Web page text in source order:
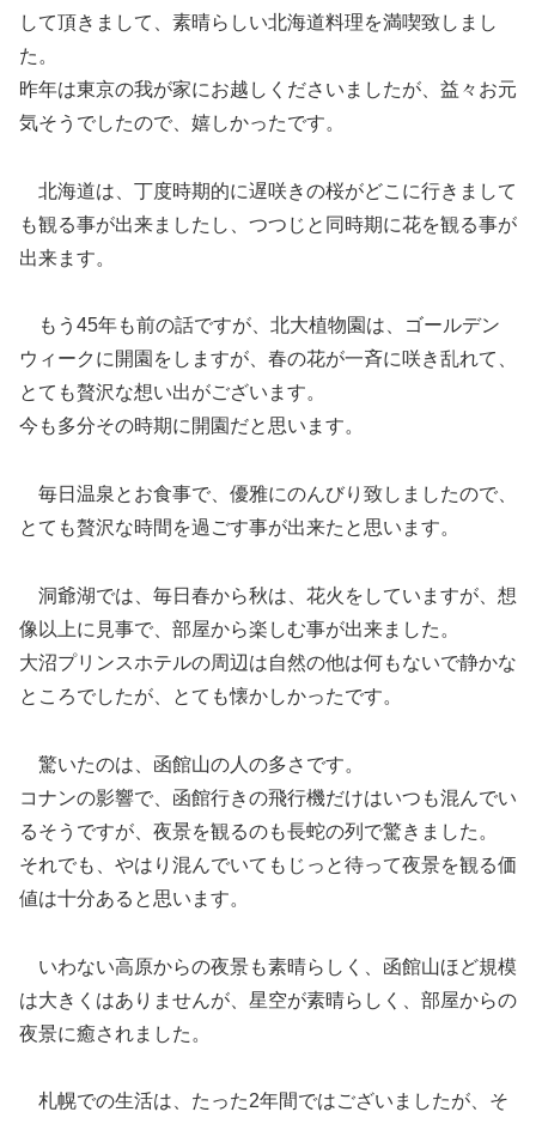
して頂きまして、素晴らしい北海道料理を満喫致しまし
た。
昨年は東京の我が家にお越しくださいましたが、益々お元
気そうでしたので、嬉しかったです。
北海道は、丁度時期的に遅咲きの桜がどこに行きまして
も観る事が出来ましたし、つつじと同時期に花を観る事が
出来ます。
もう45年も前の話ですが、北大植物園は、ゴールデン
ウィークに開園をしますが、春の花が一斉に咲き乱れて、
とても贅沢な想い出がございます。
今も多分その時期に開園だと思います。
毎日温泉とお食事で、優雅にのんびり致しましたので、
とても贅沢な時間を過ごす事が出来たと思います。
洞爺湖では、毎日春から秋は、花火をしていますが、想
像以上に見事で、部屋から楽しむ事が出来ました。
大沼プリンスホテルの周辺は自然の他は何もないで静かな
ところでしたが、とても懐かしかったです。
驚いたのは、函館山の人の多さです。
コナンの影響で、函館行きの飛行機だけはいつも混んでい
るそうですが、夜景を観るのも長蛇の列で驚きました。
それでも、やはり混んでいてもじっと待って夜景を観る価
値は十分あると思います。
いわない高原からの夜景も素晴らしく、函館山ほど規模
は大きくはありませんが、星空が素晴らしく、部屋からの
夜景に癒されました。
札幌での生活は、たった2年間ではございましたが、そ